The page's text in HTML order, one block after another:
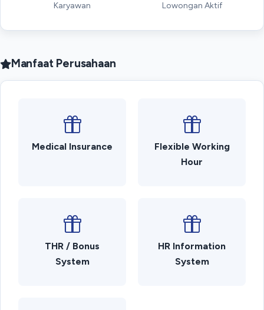
Karyawan Lowongan Aktif
Manfaat Perusahaan
Medical Insurance
Flexible Working
Hour
THR / Bonus
System
HR Information
System